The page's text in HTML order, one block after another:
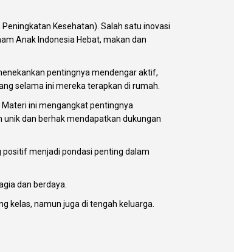
Kesehatan). Salah satu inovasi
Anak Indonesia Hebat, makan dan
pentingnya mendengar aktif,
selama ini mereka terapkan di rumah.
. Materi ini mengangkat pentingnya
dan berhak mendapatkan dukungan
positif menjadi pondasi penting dalam
dan berdaya.
kelas, namun juga di tengah keluarga.